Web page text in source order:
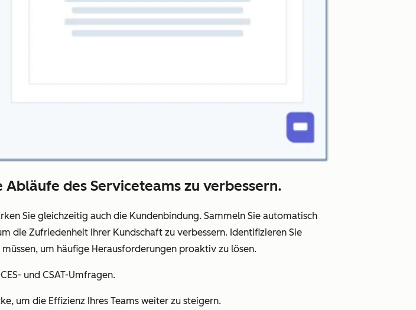
des Serviceteams zu verbessern.
Sie gleichzeitig auch die Kundenbindung. Sammeln Sie automatisch
die Zufriedenheit Ihrer Kundschaft zu verbessern. Identifizieren Sie
um häufige Herausforderungen proaktiv zu lösen.
und CSAT-Umfragen.
um die Effizienz Ihres Teams weiter zu steigern.